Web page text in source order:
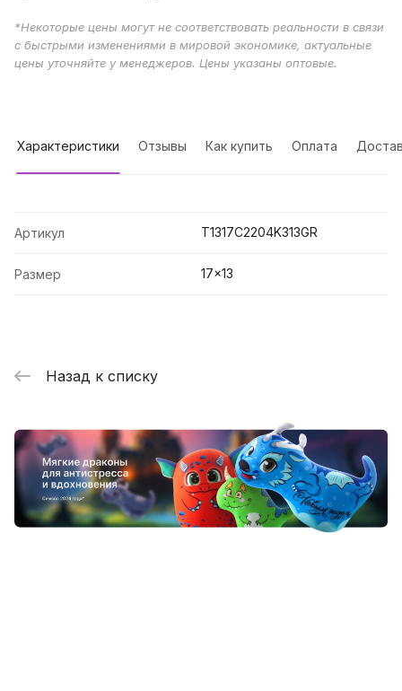
*Некоторые цены могут не соответствовать реальности в связи
с быстрыми изменениями в мировой экономике, актуальные
цены уточняйте у менеджеров. Цены указаны оптовые.
Характеристики Отзывы Как купить Оплата
Артикул T1317C2204K313GR
Размер 17x13
Назад к списку